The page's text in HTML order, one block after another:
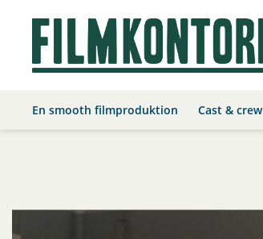
En smooth filmproduktion Cast & crew